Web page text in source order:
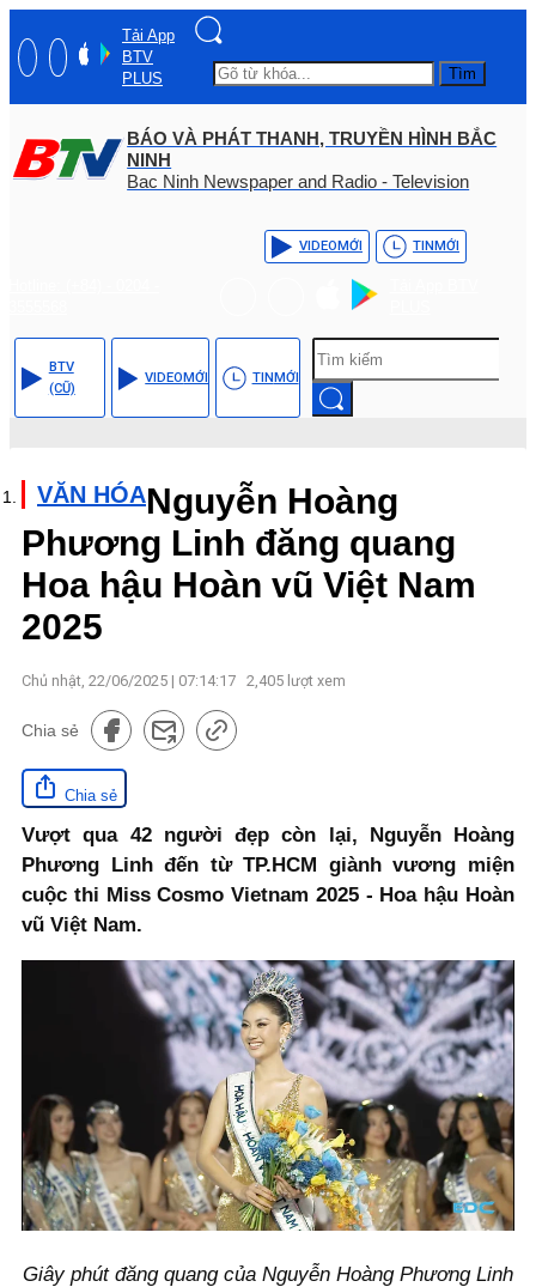
Tải App
BTV
PLUS
Tìm
BÁO VÀ PHÁT THANH, TRUYỀN HÌNH BẮC
NINH
Bac Ninh Newspaper and Radio - Television
VIDEOMỚI TINMỚI
BTV
(CŨ)
VIDEOMỚI TINMỚI
VĂN HÓANguyễn Hoàng
Phương Linh đăng quang
Hoa hậu Hoàn vũ Việt Nam
2025
Chủ nhật, 22/06/2025 | 07:14:17 2,405 lượt xem
Chia sẻ
Chia sẻ
Vượt qua 42 người đẹp còn lại, Nguyễn Hoàng
Phương Linh đến từ TP.HCM giành vương miện
cuộc thi Miss Cosmo Vietnam 2025 - Hoa hậu Hoàn
vũ Việt Nam.
Giây phút đăng quang của Nguyễn Hoàng Phương Linh